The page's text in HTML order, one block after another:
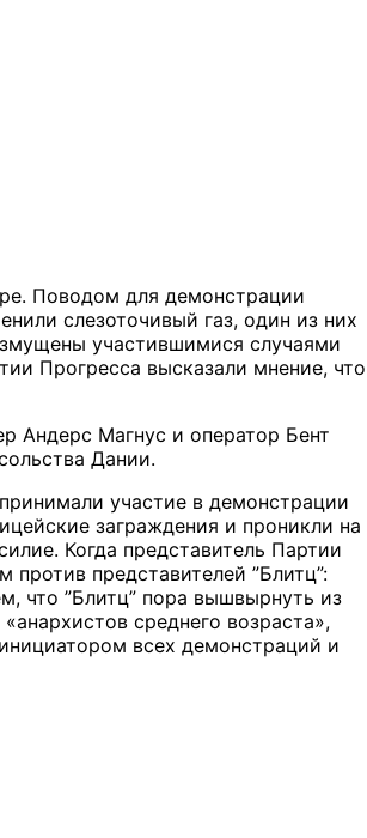
Поводом для демонстрации
слезоточивый газ, один из них
участившимися случаями
Прогресса высказали мнение, что
Андерс Магнус и оператор Бент
Дании.
участие в демонстрации
заграждения и проникли на
Когда представитель Партии
представителей ”Блитц”:
что ”Блитц” пора вышвырнуть из
среднего возраста»,
всех демонстраций и